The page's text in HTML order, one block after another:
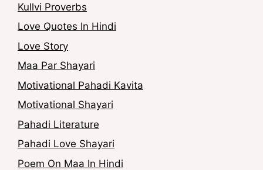
Kullvi Proverbs
Love Quotes In Hindi
Love Story
Maa Par Shayari
Motivational Pahadi Kavita
Motivational Shayari
Pahadi Literature
Pahadi Love Shayari
Poem On Maa In Hindi